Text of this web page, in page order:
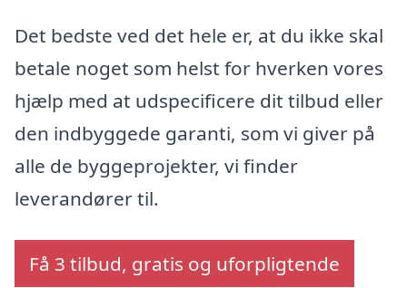
Det bedste ved det hele er, at du ikke skal
betale noget som helst for hverken vores
hjælp med at udspecificere dit tilbud eller
den indbyggede garanti, som vi giver på
alle de byggeprojekter, vi finder
leverandører til.
Få 3 tilbud, gratis og uforpligtende